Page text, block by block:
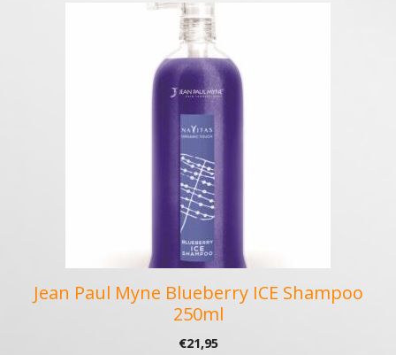
Jean Paul Myne Blueberry ICE Shampoo
250ml
€21,95